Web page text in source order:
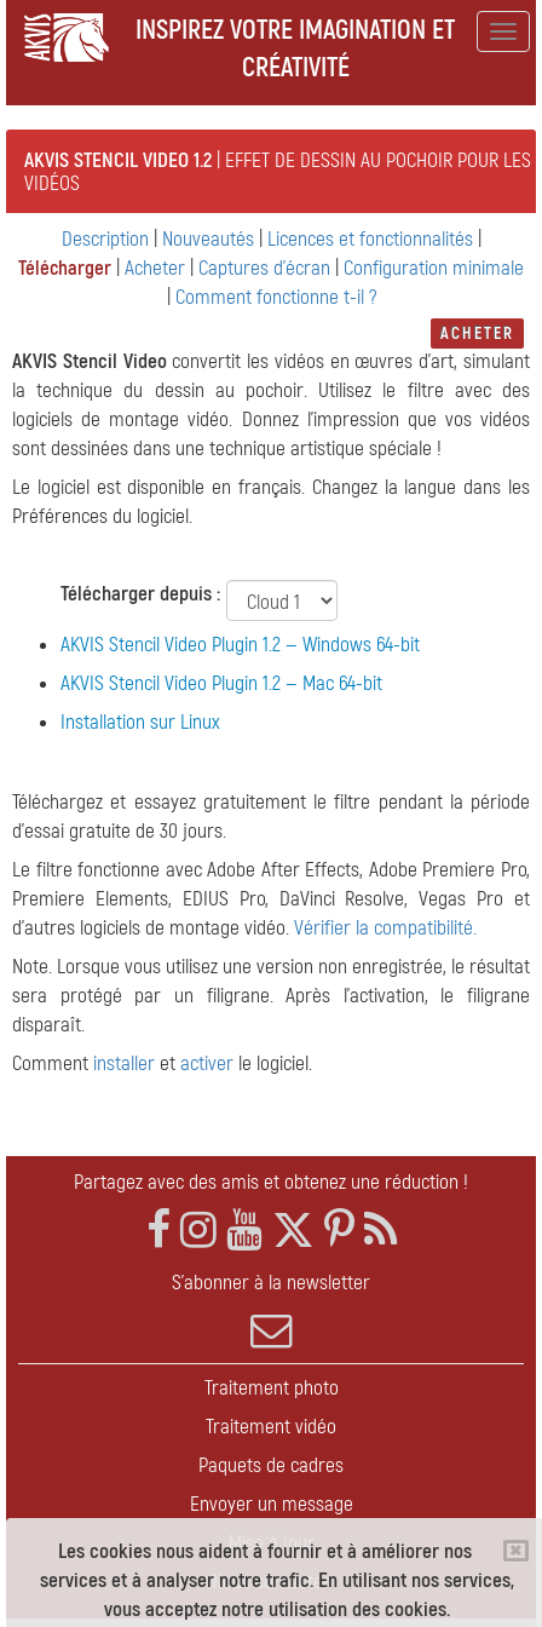
Les cookies nous aident à fournir et à améliorer nos
services et à analyser notre trafic. En utilisant nos services,
vous acceptez notre utilisation des cookies.
INSPIREZ VOTRE IMAGINATION ET
CRÉATIVITÉ
AKVIS STENCIL VIDEO 1.2 | EFFET DE DESSIN AU POCHOIR POUR LES
VIDÉOS
Description Nouveautés Licences et fonctionnalités|
Télécharger Acheter Captures d'écran
Configuration minimale
Comment fonctionne t-il ?
ACHETER
AKVIS Stencil Videoconvertit les vidéos en œuvres d'art, simulant
la technique du dessin au pochoir. Utilisez le filtre avec des
logiciels de montage vidéo. Donnez l'impression que vos vidéos
sont dessinées dans une technique artistique spéciale !
Le logiciel est disponible en français. Changez la langue dans les
Préférences du logiciel.
Télécharger depuis :
AKVIS Stencil Video Plugin 1.2 — Windows 64-bit
AKVIS Stencil Video Plugin 1.2 — Mac 64-bit
Installation sur Linux
Téléchargez et essayez gratuitement le filtre pendant la période
d'essai gratuite de 30 jours.
Le filtre fonctionne avec Adobe After Effects, Adobe Premiere Pro,
Premiere Elements, EDIUS Pro, DaVinci Resolve, Vegas Pro et
d'autres logiciels de montage vidéo.Vérifier la compatibilité.
Note. Lorsque vous utilisez une version non enregistrée, le résultat
sera protégé par un filigrane. Après l'activation, le filigrane
disparaît.
Comment installer etactiver le logiciel.
Partagez avec des amis et obtenez une réduction !
S'abonner à la newsletter
Traitement photo
Traitement vidéo
Paquets de cadres
Envoyer un message
Mise à jour
Nous contacter